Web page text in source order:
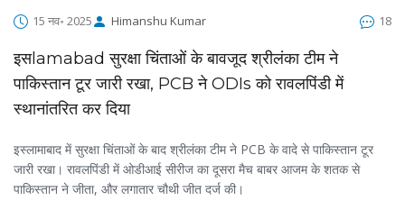
15 नव॰ 2025 Himanshu Kumar 18
इसlamabad सुरक्षा चिंताओं के बावजूद श्रीलंका टीम ने
पाकिस्तान टूर जारी रखा, PCB ने ODIs को रावलपिंडी में
स्थानांतरित कर दिया
इस्लामाबाद में सुरक्षा चिंताओं के बाद श्रीलंका टीम ने PCB के वादे से पाकिस्तान टूर
जारी रखा। रावलपिंडी में ओडीआई सीरीज का दूसरा मैच बाबर आजम के शतक से
पाकिस्तान ने जीता, और लगातार चौथी जीत दर्ज की।